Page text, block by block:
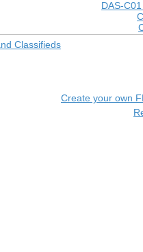
DAS-
Classifieds
Create your own